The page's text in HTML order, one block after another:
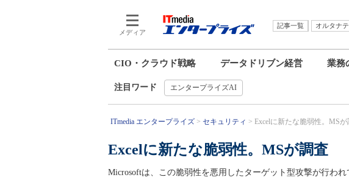
メディア
記事一覧 オルタナ
CIO・クラウド戦略 データドリブン経営 業務
注目ワード エンタープライズAI
ITmedia エンタープライズ セキュリティ Excelに新たな脆弱性。MSが
Excelに新たな脆弱性。MSが調査
Microsoftは、この脆弱性を悪用したターゲット型攻撃が行われ